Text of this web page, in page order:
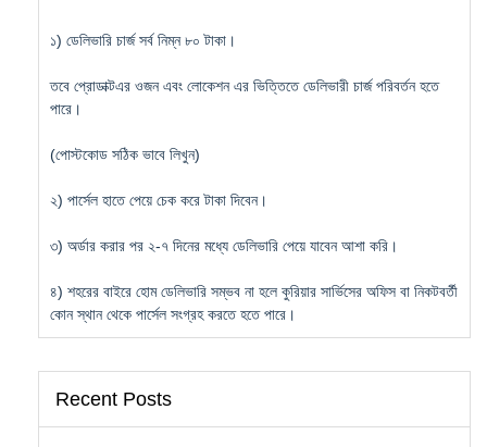
১) ডেলিভারি চার্জ সর্ব নিম্ন ৮০ টাকা।
তবে প্রোডাক্টএর ওজন এবং লোকেশন এর ভিত্তিতে ডেলিভারী চার্জ পরিবর্তন হতে
পারে।
(পোস্টকোড সঠিক ভাবে লিখুন)
২) পার্সেল হাতে পেয়ে চেক করে টাকা দিবেন।
৩) অর্ডার করার পর ২-৭ দিনের মধ্যে ডেলিভারি পেয়ে যাবেন আশা করি।
৪) শহরের বাইরে হোম ডেলিভারি সম্ভব না হলে কুরিয়ার সার্ভিসের অফিস বা নিকটবর্তী
কোন স্থান থেকে পার্সেল সংগ্রহ করতে হতে পারে।
Recent Posts